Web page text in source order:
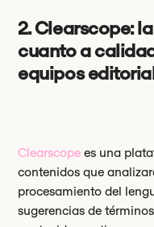
2. Clearscope:
cuanto a
equipos
Clearscope es una
contenidos que
procesamiento del
sugerencias de